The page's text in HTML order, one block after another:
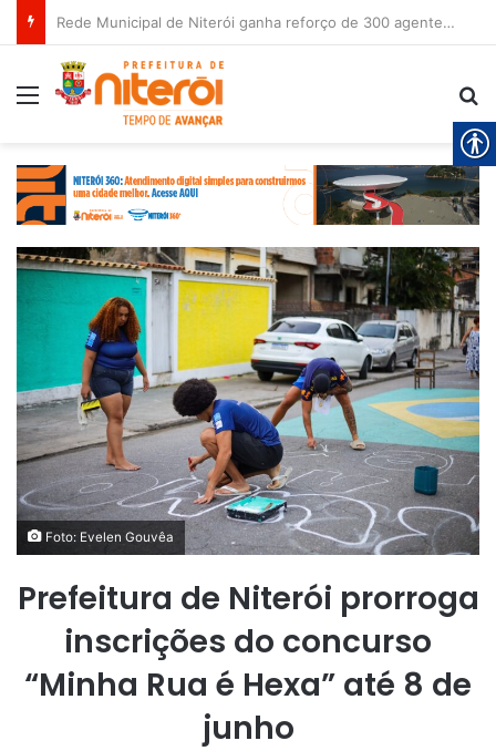
Rede Municipal de Niterói ganha reforço de 300 agentes de apoio escolar
Menu
Foto: Evelen Gouvêa
Prefeitura de Niterói prorroga
inscrições do concurso
“Minha Rua é Hexa” até 8 de
junho